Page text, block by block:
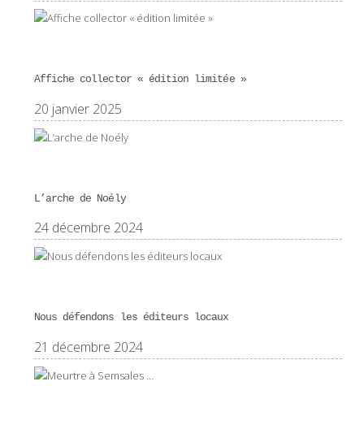
Affiche collector « édition limitée »
20 janvier 2025
L’arche de Noély
24 décembre 2024
Nous défendons les éditeurs locaux
21 décembre 2024